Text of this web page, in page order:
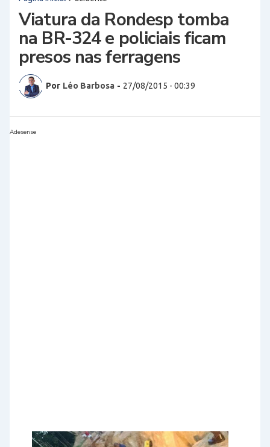
Viatura da Rondesp tomba
na BR-324 e policiais ficam
presos nas ferragens
Por Léo Barbosa - 27/08/2015 - 00:39
Adesense